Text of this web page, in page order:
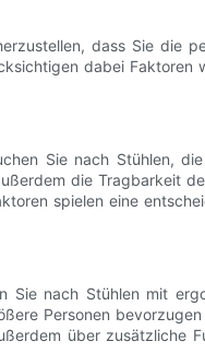
dass Sie die
dabei Faktoren
Sie nach Stühlen,
die Tragbarkeit
spielen eine
nach Stühlen mit
Personen
über zusätzliche